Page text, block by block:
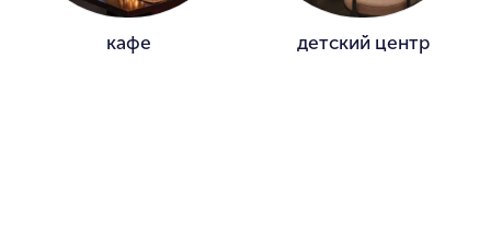
кафе детский центр